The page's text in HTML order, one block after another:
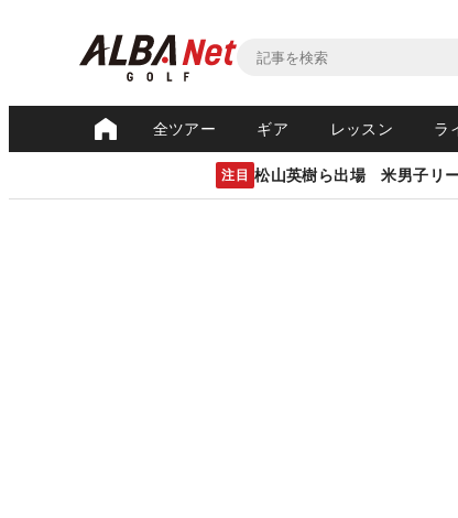
全ツアー ギア レッスン ラ
注目 松山英樹ら出場 米男子リ